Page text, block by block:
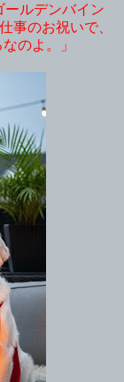
ールデンバイン
事のお祝いで、
のよ。」